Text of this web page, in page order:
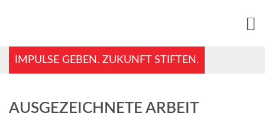
IMPULSE GEBEN. ZUKUNFT STIFTEN.
AUSGEZEICHNETE ARBEIT